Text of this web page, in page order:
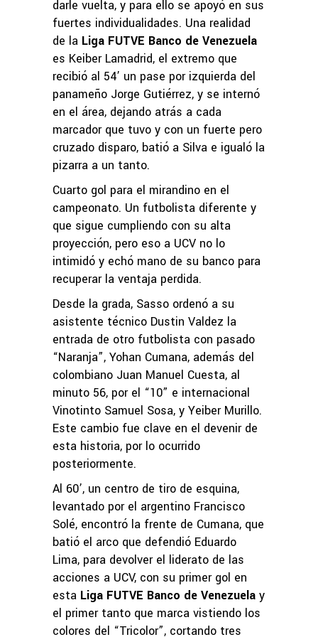
darle vuelta, y para ello se apoyó en sus
fuertes individualidades. Una realidad
de la Liga FUTVE Banco de Venezuela
es Keiber Lamadrid, el extremo que
recibió al 54’ un pase por izquierda del
panameño Jorge Gutiérrez, y se internó
en el área, dejando atrás a cada
marcador que tuvo y con un fuerte pero
cruzado disparo, batió a Silva e igualó la
pizarra a un tanto.
Cuarto gol para el mirandino en el
campeonato. Un futbolista diferente y
que sigue cumpliendo con su alta
proyección, pero eso a UCV no lo
intimidó y echó mano de su banco para
recuperar la ventaja perdida.
Desde la grada, Sasso ordenó a su
asistente técnico Dustin Valdez la
entrada de otro futbolista con pasado
“Naranja”, Yohan Cumana, además del
colombiano Juan Manuel Cuesta, al
minuto 56, por el “10” e internacional
Vinotinto Samuel Sosa, y Yeiber Murillo.
Este cambio fue clave en el devenir de
esta historia, por lo ocurrido
posteriormente.
Al 60’, un centro de tiro de esquina,
levantado por el argentino Francisco
Solé, encontró la frente de Cumana, que
batió el arco que defendió Eduardo
Lima, para devolver el liderato de las
acciones a UCV, con su primer gol en
esta Liga FUTVE Banco de Venezuela y
el primer tanto que marca vistiendo los
colores del “Tricolor”, cortando tres